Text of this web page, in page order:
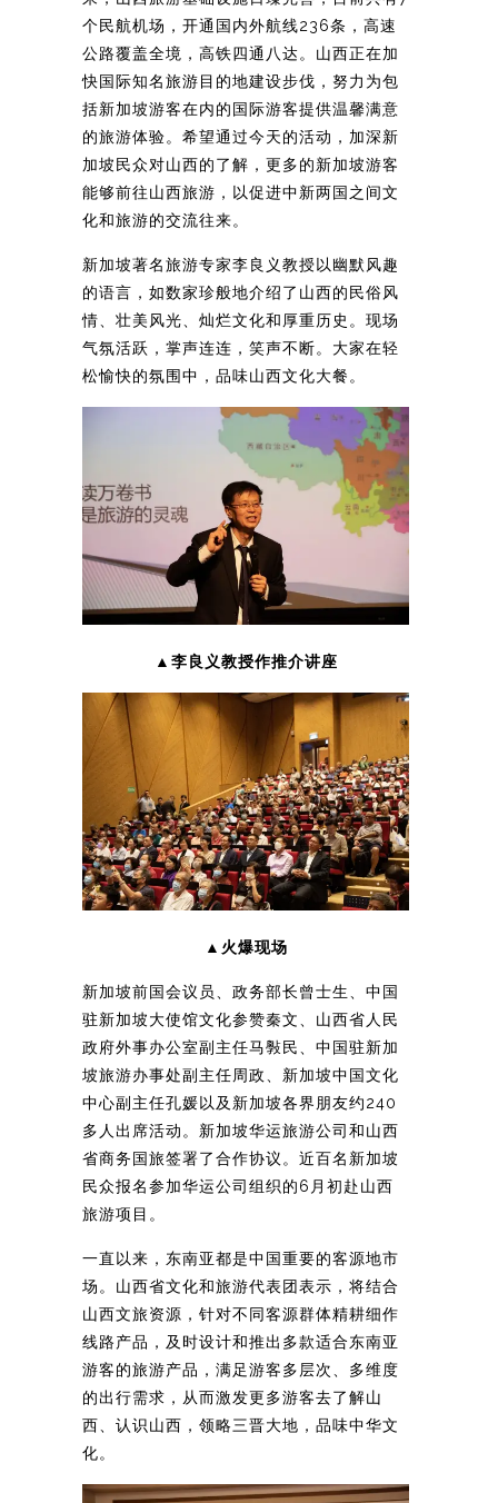
个民航机场，开通国内外航线236条，高速
公路覆盖全境，高铁四通八达。山西正在加
快国际知名旅游目的地建设步伐，努力为包
括新加坡游客在内的国际游客提供温馨满意
的旅游体验。希望通过今天的活动，加深新
加坡民众对山西的了解，更多的新加坡游客
能够前往山西旅游，以促进中新两国之间文
化和旅游的交流往来。
新加坡著名旅游专家李良义教授以幽默风趣
的语言，如数家珍般地介绍了山西的民俗风
情、壮美风光、灿烂文化和厚重历史。现场
气氛活跃，掌声连连，笑声不断。大家在轻
松愉快的氛围中，品味山西文化大餐。
▲李良义教授作推介讲座
▲火爆现场
新加坡前国会议员、政务部长曾士生、中国
驻新加坡大使馆文化参赞秦文、山西省人民
政府外事办公室副主任马斅民、中国驻新加
坡旅游办事处副主任周政、新加坡中国文化
中心副主任孔媛以及新加坡各界朋友约240
多人出席活动。新加坡华运旅游公司和山西
省商务国旅签署了合作协议。近百名新加坡
民众报名参加华运公司组织的6月初赴山西
旅游项目。
一直以来，东南亚都是中国重要的客源地市
场。山西省文化和旅游代表团表示，将结合
山西文旅资源，针对不同客源群体精耕细作
线路产品，及时设计和推出多款适合东南亚
游客的旅游产品，满足游客多层次、多维度
的出行需求，从而激发更多游客去了解山
西、认识山西，领略三晋大地，品味中华文
化。